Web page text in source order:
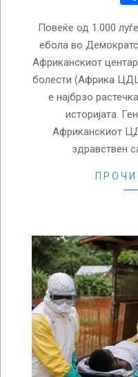
Повеќе од 1.000
ебола во
Африканскиот
болести (Африка
е најбрзо
историјата.
Африканскиот
здравствен